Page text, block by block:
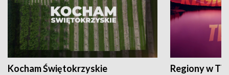
Kocham Świętokrzyskie Regiony w